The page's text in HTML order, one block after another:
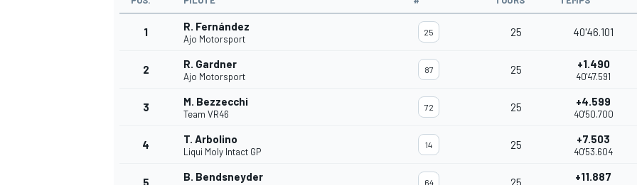
1 R. Fernández
Ajo Motorsport
25 25 40'46.101
2 R. Gardner
Ajo Motorsport
87 25 +1.490
40'47.591
3 M. Bezzecchi
Team VR46
72 25 +4.599
40'50.700
4 T. Arbolino
Liqui Moly Intact GP
14 25 +7.503
40'53.604
5 B. Bendsneyder 64 25 +11.887